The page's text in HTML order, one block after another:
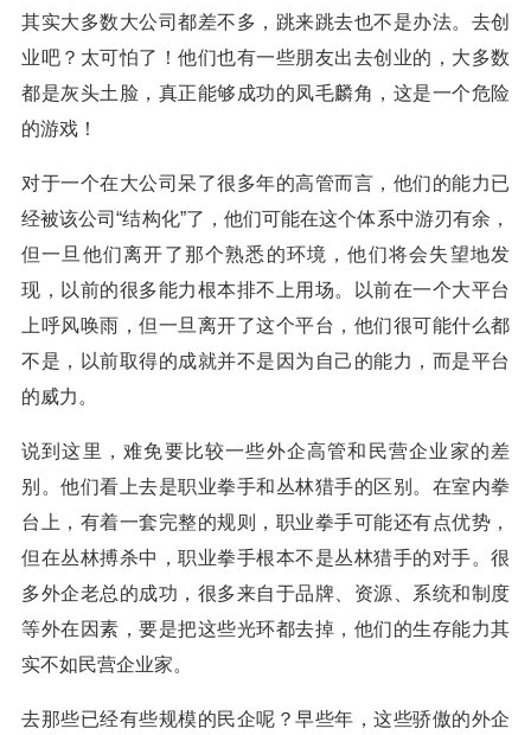
其实大多数大公司都差不多，跳来跳去也不是办法。去创
业吧？太可怕了！他们也有一些朋友出去创业的，大多数
都是灰头土脸，真正能够成功的凤毛麟角，这是一个危险
的游戏！
对于一个在大公司呆了很多年的高管而言，他们的能力已
经被该公司“结构化”了，他们可能在这个体系中游刃有余，
但一旦他们离开了那个熟悉的环境，他们将会失望地发
现，以前的很多能力根本排不上用场。以前在一个大平台
上呼风唤雨，但一旦离开了这个平台，他们很可能什么都
不是，以前取得的成就并不是因为自己的能力，而是平台
的威力。
说到这里，难免要比较一些外企高管和民营企业家的差
别。他们看上去是职业拳手和丛林猎手的区别。在室内拳
台上，有着一套完整的规则，职业拳手可能还有点优势，
但在丛林搏杀中，职业拳手根本不是丛林猎手的对手。很
多外企老总的成功，很多来自于品牌、资源、系统和制度
等外在因素，要是把这些光环都去掉，他们的生存能力其
实不如民营企业家。
去那些已经有些规模的民企呢？早些年，这些骄傲的外企